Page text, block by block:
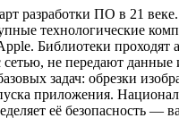
разработки ПО в 21
технологические
Библиотеки проходят
сетью, не передают данные
задач: обрезки
приложения.
её безопасность —